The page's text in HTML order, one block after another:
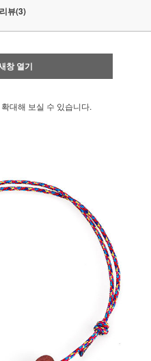
뷰(3)
창 열기
대해 보실 수 있습니다.